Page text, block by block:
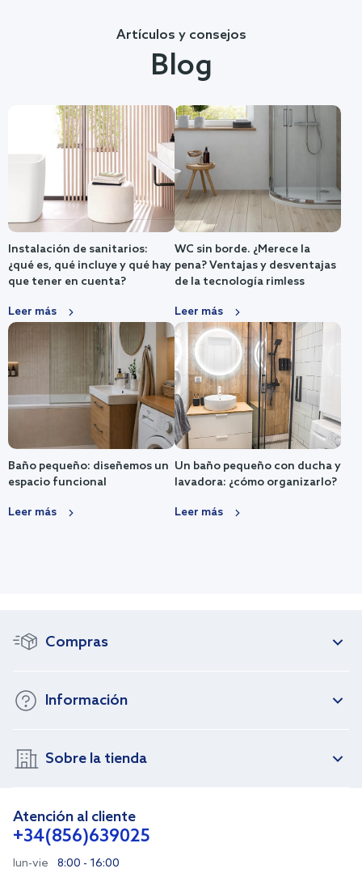
Artículos y consejos
Blog
Instalación de sanitarios:
¿qué es, qué incluye y qué hay
que tener en cuenta?
Leer más
WC sin borde. ¿Merece la
pena? Ventajas y desventajas
de la tecnología rimless
Leer más
Baño pequeño: diseñemos un
espacio funcional
Leer más
Un baño pequeño con ducha y
lavadora: ¿cómo organizarlo?
Leer más
Compras
Información
Sobre la tienda
Atención al cliente
+34(856)639025
lun-vie 8:00 - 16:00